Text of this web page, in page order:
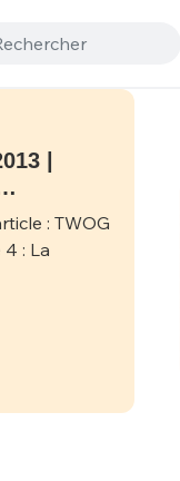
|